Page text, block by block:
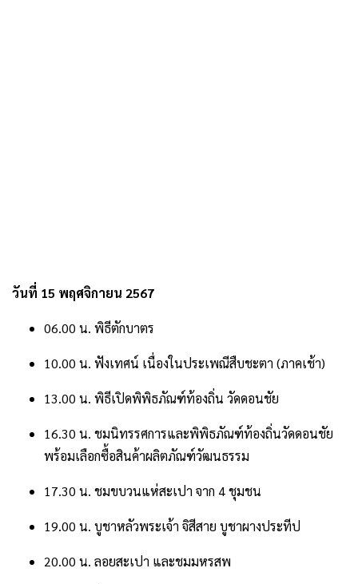
วันที่ 15 พฤศจิกายน 2567
06.00 น. พิธีตักบาตร
10.00 น. ฟังเทศน์ เนื่องในประเพณีสืบชะตา (ภาคเช้า)
13.00 น. พิธีเปิดพิพิธภัณฑ์ท้องถิ่น วัดดอนชัย
16.30 น. ชมนิทรรศการและพิพิธภัณฑ์ท้องถิ่นวัดดอนชัย
พร้อมเลือกซื้อสินค้าผลิตภัณฑ์วัฒนธรรม
17.30 น. ชมขบวนแห่สะเปา จาก 4 ชุมชน
19.00 น. บูชาหลัวพระเจ้า จิสีสาย บูชาผางประทีป
20.00 น. ลอยสะเปา และชมมหรสพ